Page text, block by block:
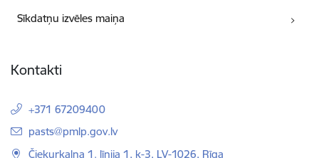
Sīkdatņu izvēles maiņa
Kontakti
+371 67209400
E-pasts:
pasts@pmlp.gov.lv
Čiekurkalna 1. līnija 1, k-3, LV-1026, Rīga